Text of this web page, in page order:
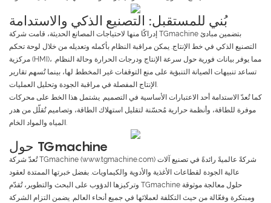
بُني للمستقبل: التصنيع الذكي والاستدامة
إدراكًا منها لاحتياجات المصانع الحديثة، قامت شركة TGmachine بتضمين مبادئ
التصنيع الذكي في خط الإنتاج. يمكن مراقبة النظام بأكمله وتعديله من خلال لوحة تحكم
مركزية (HMI)، مما يوفر بيانات فورية حول سرعة الإنتاج ودرجات الحرارة وحالة النظام.
تساعد تنبيهات الصيانة التنبؤية على منع التوقفات غير المخطط لها، بينما تُسهم تقارير
الإنتاج المفصلة في مراقبة الجودة وتحليل العمليات.
كما تُعدّ الاستدامة أحد الاعتبارات الأساسية في التصميم. يشتمل هذا الخط على محركات
موفرة للطاقة، وأنظمة حرارية مُحسّنة لتقليل استهلاك الطاقة، وتصاميم تُقلّل من هدر
المياه والمواد الخام.
حول TGmachine
تُعدّ شركة TGmachine (www.tgmachine.com) شركةً عالميةً رائدةً في تصنيع آلات
عالية الجودة لقطاعات الأغذية والأدوية والكيماويات. بفضل خبرتها الممتدة لعقود
وتركيزها الدؤوب على البحث والتطوير، تُقدّم TGmachine حلول معالجة موثوقة
ومبتكرة وفعّالة من حيث التكلفة لعملائها في جميع أنحاء العالم. يضمن التزام الشركة